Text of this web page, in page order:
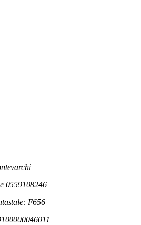
0559108246
F656